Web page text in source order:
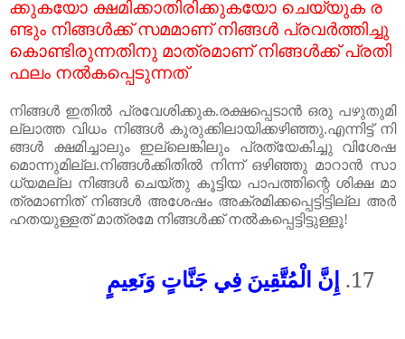
ക്കുകയോ ക്ഷമിക്കാതിരിക്കുകയോ ചെയ്യുക ര
ണ്ടും നിങ്ങൾക്ക് സമമാണ് നിങ്ങൾ പ്രവർത്തിച്ചു
കൊണ്ടിരുന്നതിനു മാത്രമാണ് നിങ്ങൾക്ക് പ്രതി
ഫലം നൽകപ്പെടുന്നത്
നിങ്ങൾ ഇതിൽ പ്രവേശിക്കുക.രക്ഷപ്പെടാൻ ഒരു പഴുതുമി
ല്ലാത്ത വിധം നിങ്ങൾ കുരുക്കിലായിക്കഴിഞ്ഞു.എന്നിട്ട് നി
ങ്ങൾ
ക്ഷമിച്ചാലും ഇല്ലെങ്കിലും പ്രത്യേകിച്ചു
വിശേഷ
മൊന്നുമില്ല.നിങ്ങൾക്കിതിൽ നിന്ന് ഒഴിഞ്ഞു മാറാൻ സാ
ധ്യമല്ല നിങ്ങൾ ചെയ്തു കൂട്ടിയ പാപത്തിന്റെ ശിക്ഷ മാ
ത്രമാണിത് നിങ്ങൾ അശേഷം അക്രമിക്കപ്പെട്ടിട്ടില്ല അർ
ഹതയുള്ളത് മാത്രമേ നിങ്ങൾക്ക് നൽകപ്പെട്ടിട്ടുള്ളൂ!
17. إِنَّ الْمُتَّقِينَ فِي جَنَّاتٍ وَنَعِيمٍ